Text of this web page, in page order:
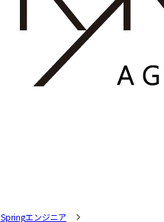
Springエンジニア